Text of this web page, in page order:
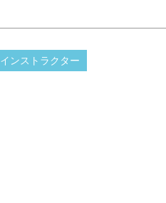
インストラクター